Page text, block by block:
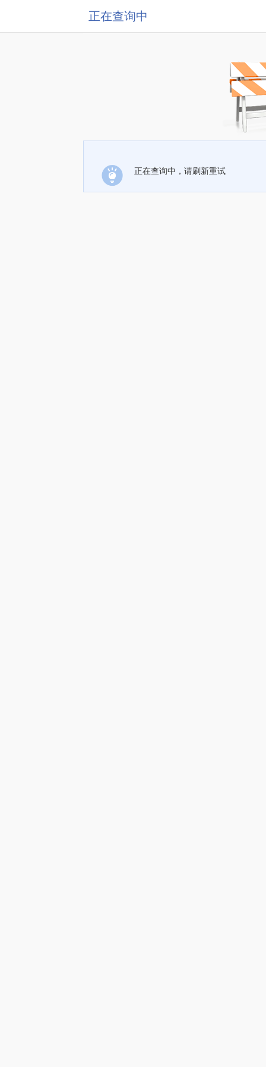
正在查询中
正在查询中，请刷新重试